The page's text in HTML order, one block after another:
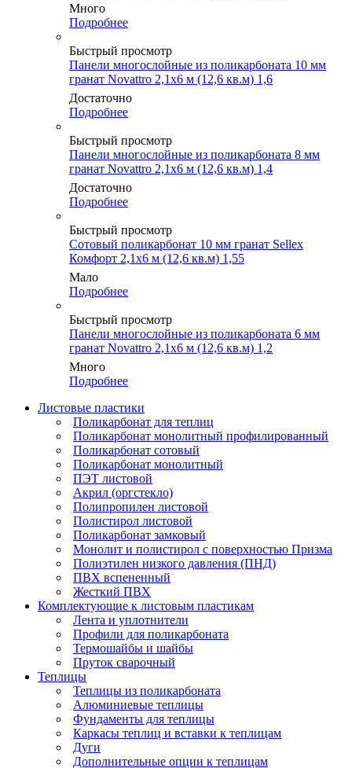
Много
Подробнее
Быстрый просмотр
Панели многослойные из поликарбоната 10 мм
гранат Novattro 2,1х6 м (12,6 кв.м) 1,6
Достаточно
Подробнее
Быстрый просмотр
Панели многослойные из поликарбоната 8 мм
гранат Novattro 2,1х6 м (12,6 кв.м) 1,4
Достаточно
Подробнее
Быстрый просмотр
Сотовый поликарбонат 10 мм гранат Sellex
Комфорт 2,1х6 м (12,6 кв.м) 1,55
Мало
Подробнее
Быстрый просмотр
Панели многослойные из поликарбоната 6 мм
гранат Novattro 2,1х6 м (12,6 кв.м) 1,2
Много
Подробнее
Листовые пластики
Поликарбонат для теплиц
Поликарбонат монолитный профилированный
Поликарбонат сотовый
Поликарбонат монолитный
ПЭТ листовой
Акрил (оргстекло)
Полипропилен листовой
Полистирол листовой
Поликарбонат замковый
Монолит и полистирол с поверхностью Призма
Полиэтилен низкого давления (ПНД)
ПВХ вспененный
Жесткий ПВХ
Комплектующие к листовым пластикам
Лента и уплотнители
Профили для поликарбоната
Термошайбы и шайбы
Пруток сварочный
Теплицы
Теплицы из поликарбоната
Алюминиевые теплицы
Фундаменты для теплицы
Каркасы теплиц и вставки к теплицам
Дуги
Дополнительные опции к теплицам